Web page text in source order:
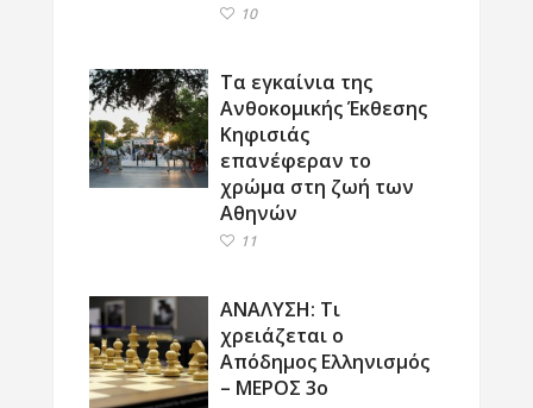
10
Τα εγκαίνια της
Ανθοκομικής Έκθεσης
Κηφισιάς
επανέφεραν το
χρώμα στη ζωή των
Αθηνών
11
ΑΝΑΛΥΣΗ: Τι
χρειάζεται ο
Απόδημος Ελληνισμός
– ΜΕΡΟΣ 3ο